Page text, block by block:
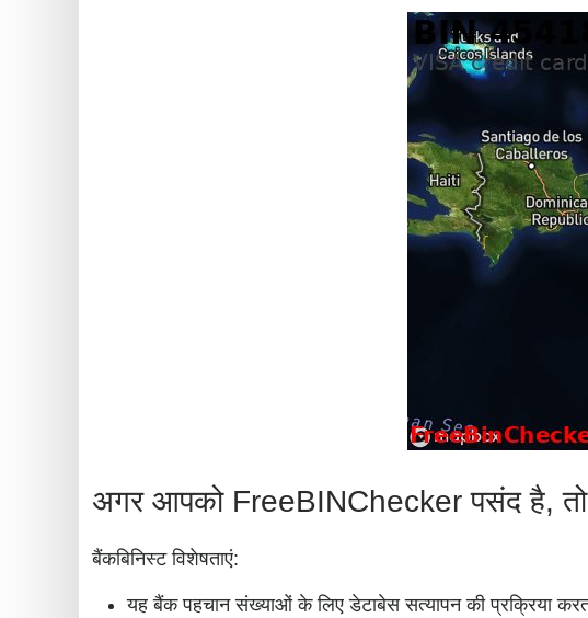
अगर आपको FreeBINChecker पसंद है, तो
बैंकबिनिस्ट विशेषताएं:
यह बैंक पहचान संख्याओं के लिए डेटाबेस सत्यापन की प्रक्रिया